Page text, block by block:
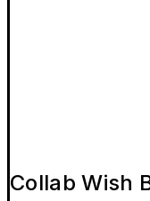
Collab Wish